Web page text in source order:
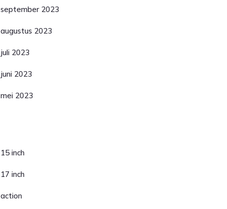
september 2023
augustus 2023
juli 2023
juni 2023
mei 2023
15 inch
17 inch
action